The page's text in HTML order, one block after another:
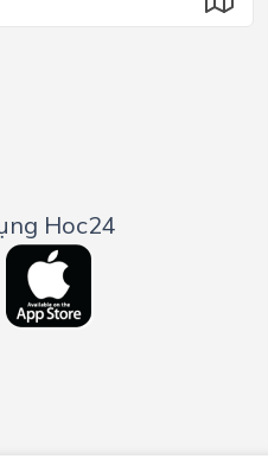
Hoc24